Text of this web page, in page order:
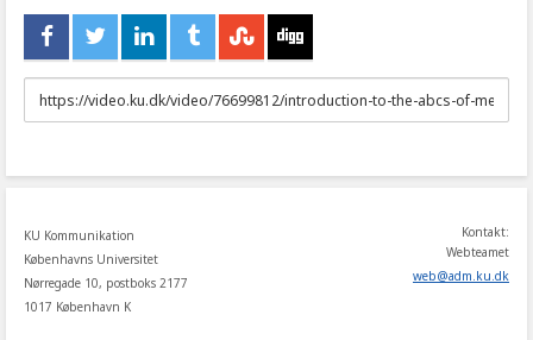
URL
to
KU Kommunikation
Københavns Universitet
Nørregade 10, postboks 2177
1017 København K
Kontakt:
Webteamet
web@adm.ku.dk